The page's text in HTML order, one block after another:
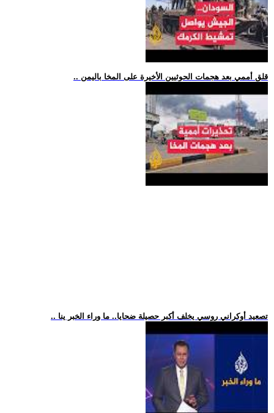
.. قلق أممي بعد هجمات الحوثيين الأخيرة على المخا باليمن
.. تصعيد أوكراني روسي يخلف أكبر حصيلة ضحايا.. ما وراء الخبر ينا